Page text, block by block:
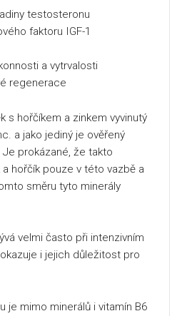
testosteronu
faktoru IGF-1
a vytrvalosti
regenerace
s hořčíkem a zinkem vyvinutý
a jako jediný je ověřený
prokázané, že takto
hořčík pouze v této vazbě a
směru tyto minerály
velmi často při intenzivním
i jejich důležitost pro
je mimo minerálů i vitamín B6